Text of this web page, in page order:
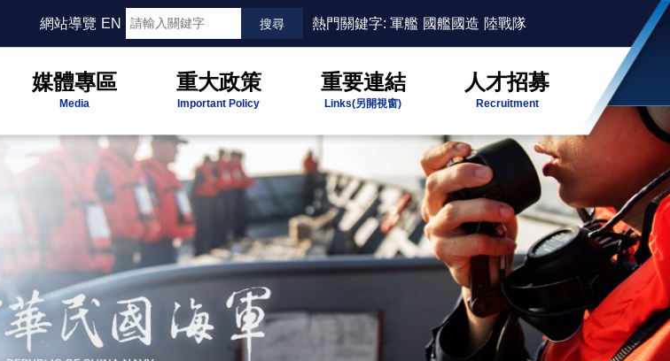
網站導覽 EN 熱門關鍵字: 軍艦 國艦國造 陸戰隊
媒體專區
Media
重大政策
Important Policy
重要連結
Links(另開視窗)
人才招募
Recruitment